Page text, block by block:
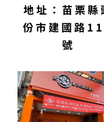
地址：苗栗縣
份市建國路
號